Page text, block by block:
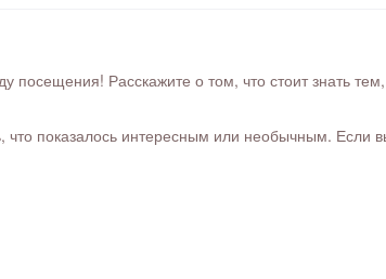
Расскажите о том, что стоит знать тем,
показалось интересным или необычным. Если